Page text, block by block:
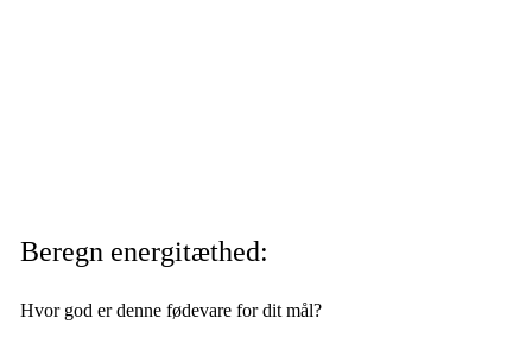
Beregn energitæthed:
Hvor god er denne fødevare for dit mål?